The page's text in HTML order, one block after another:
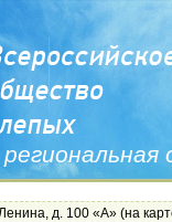
д. 100 «А» (на